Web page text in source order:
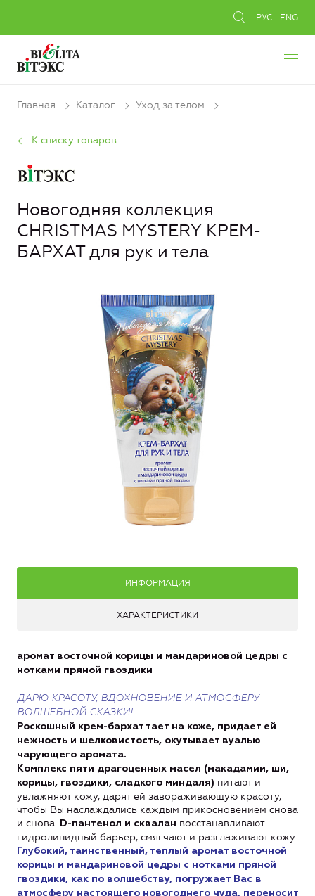
РУС ENG
Главная Каталог Уход за телом
К списку товаров
Новогодняя коллекция
CHRISTMAS MYSTERY КРЕМ-
БАРХАТ для рук и тела
ИНФОРМАЦИЯ
ХАРАКТЕРИСТИКИ
аромат восточной корицы и мандариновой цедры с
нотками пряной гвоздики
ДАРЮ КРАСОТУ, ВДОХНОВЕНИЕ И АТМОСФЕРУ
ВОЛШЕБНОЙ СКАЗКИ!
Роскошный крем-бархат тает на коже, придает ей
нежность и шелковистость, окутывает вуалью
чарующего аромата.
Комплекс пяти драгоценных масел (макадамии, ши,
корицы, гвоздики, сладкого миндаля) питают и
увлажняют кожу, дарят ей завораживающую красоту,
чтобы Вы наслаждались каждым прикосновением снова
и снова. D-пантенол и сквалан восстанавливают
гидролипидный барьер, смягчают и разглаживают кожу.
Глубокий, таинственный, теплый аромат восточной
корицы и мандариновой цедры с нотками пряной
гвоздики, как по волшебству, погружает Вас в
атмосферу настоящего новогоднего чуда, переносит